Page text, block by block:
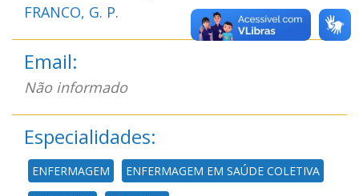
FRANCO, G. P.
Email:
Não informado
Especialidades:
ENFERMAGEM ENFERMAGEM EM SAÚDE COLETIVA